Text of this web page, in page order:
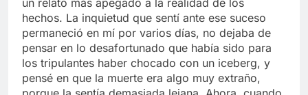
un relato más apegado a la realidad de los
hechos. La inquietud que sentí ante ese suceso
permaneció en mí por varios días, no dejaba de
pensar en lo desafortunado que había sido para
los tripulantes haber chocado con un iceberg, y
pensé en que la muerte era algo muy extraño,